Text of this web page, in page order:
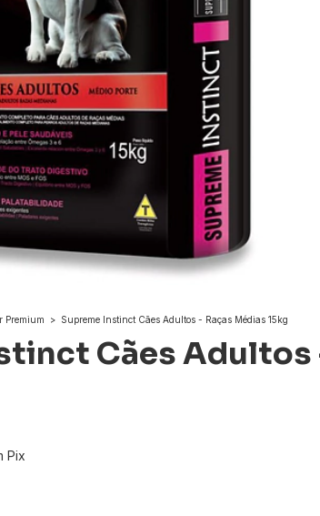
Premium > Supreme Instinct Cães Adultos - Raças Médias 15kg
Cães Adultos
Pix